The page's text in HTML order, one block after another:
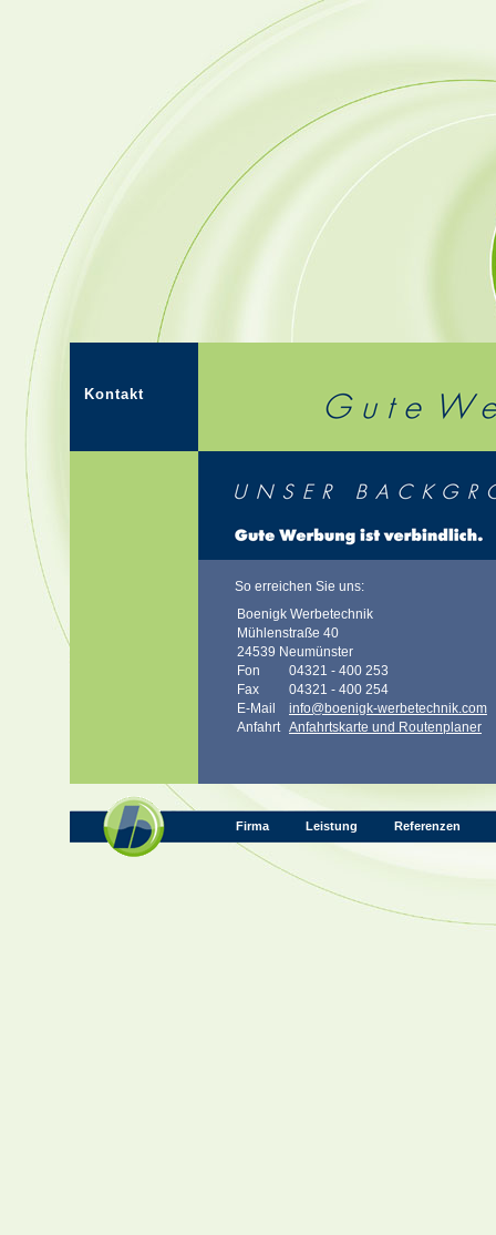
Kontakt
So erreichen Sie uns:
Boenigk Werbetechnik
Mühlenstraße 40
24539 Neumünster
Fon
04321 - 400 253
Fax
04321 - 400 254
E-Mail
info@boenigk-werbetechnik.com
Anfahrt Anfahrtskarte und Routenplaner
Firma Leistung Referenzen